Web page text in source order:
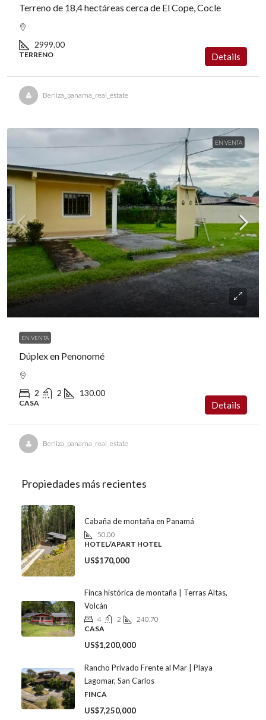
Terreno de 18,4 hectáreas cerca de El Cope, Cocle
2999.00
TERRENO Details
Berliza_panama_real_estate
EN VENTA
US$118,000
EN VENTA
Dúplex en Penonomé
2 2 130.00
CASA Details
Berliza_panama_real_estate
Propiedades más recientes
Cabaña de montaña en Panamá
50.00
HOTEL/APART HOTEL
US$170,000
Finca histórica de montaña | Terras Altas,
Volcán
4 2
240.70
CASA
US$1,200,000
Rancho Privado Frente al Mar | Playa
Lagomar, San Carlos
FINCA
US$7,250,000